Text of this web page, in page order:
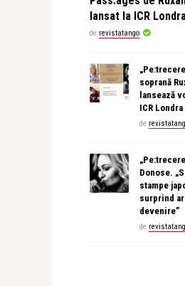
lansat la ICR
de revistatango
soprană
lansează
ICR Londra
de
Donose.
stampe
surprind
devenire”
de